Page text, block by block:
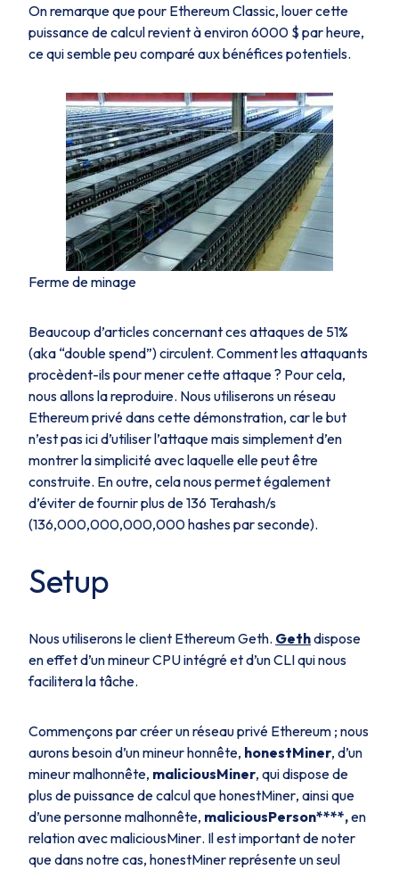
On remarque que pour Ethereum Classic, louer cette
puissance de calcul revient à environ 6000 $ par heure,
ce qui semble peu comparé aux bénéfices potentiels.
Ferme de minage
Beaucoup d’articles concernant ces attaques de 51%
(aka “double spend”) circulent. Comment les attaquants
procèdent-ils pour mener cette attaque ? Pour cela,
nous allons la reproduire. Nous utiliserons un réseau
Ethereum privé dans cette démonstration, car le but
n’est pas ici d’utiliser l’attaque mais simplement d’en
montrer la simplicité avec laquelle elle peut être
construite. En outre, cela nous permet également
d’éviter de fournir plus de 136 Terahash/s
(136,000,000,000,000 hashes par seconde).
Setup
Nous utiliserons le client Ethereum Geth. Gethdispose
en effet d’un mineur CPU intégré et d’un CLI qui nous
facilitera la tâche.
Commençons par créer un réseau privé Ethereum ; nous
aurons besoin d’un mineur honnête, honestMiner, d’un
mineur malhonnête, maliciousMiner, qui dispose de
plus de puissance de calcul quehonestMiner, ainsi que
d’une personne malhonnête, maliciousPerson****,en
relation avecmaliciousMiner. Il est important de noter
que dans notre cas, honestMinerreprésente un seul